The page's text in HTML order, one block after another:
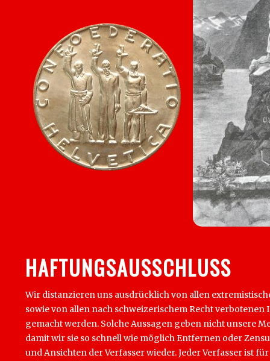
HAFTUNGSAUSSCHLUSS
Wir distanzieren uns ausdrücklich von allen
sowie von allen nach schweizerischem Recht
gemacht werden. Solche Aussagen geben nicht unsere
damit wir sie so schnell wie möglich Entfernen oder
und Ansichten der Verfasser wieder. Jeder Verfasser ist